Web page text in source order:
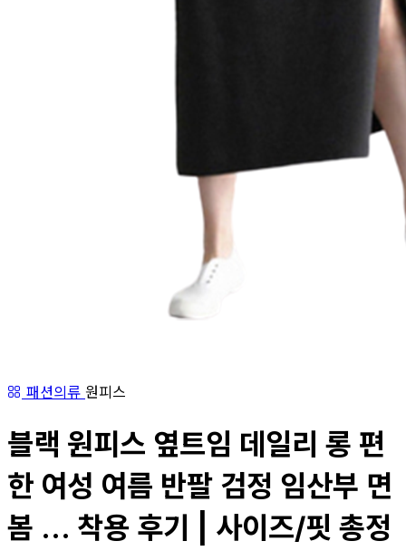
패션의류 원피스
블랙 원피스 옆트임 데일리 롱 편
한 여성 여름 반팔 검정 임산부 면
봄 ... 착용 후기 | 사이즈/핏 총정